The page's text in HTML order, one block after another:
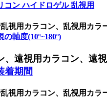
コン ハイドロゲル 乱視用
視用カラコン、乱視用カ
の軸度(10º~180º)
遠視用カラコン、遠
着期間
視用カラコン、乱視用カ